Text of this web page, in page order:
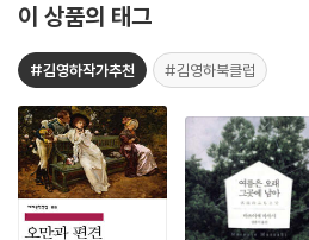
이 상품의 태그
#김영하작가추천 #김영하북클럽